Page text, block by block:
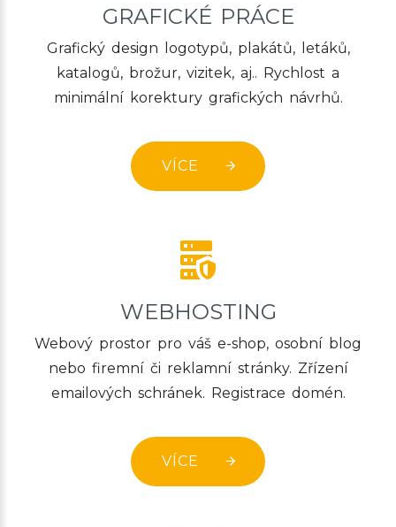
GRAFICKÉ PRÁCE
Grafický design logotypů, plakátů, letáků,
katalogů, brožur, vizitek, aj.. Rychlost a
minimální korektury grafických návrhů.
VÍCE
WEBHOSTING
Webový prostor pro váš e-shop, osobní blog
nebo firemní či reklamní stránky. Zřízení
emailových schránek. Registrace domén.
VÍCE